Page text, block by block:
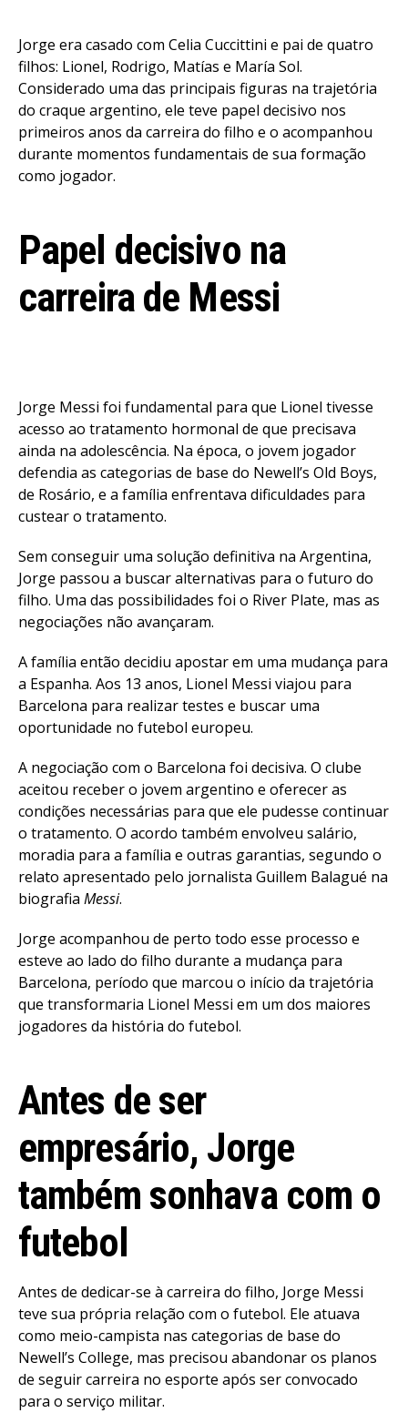
Jorge era casado com Celia Cuccittini e pai de quatro
filhos: Lionel, Rodrigo, Matías e María Sol.
Considerado uma das principais figuras na trajetória
do craque argentino, ele teve papel decisivo nos
primeiros anos da carreira do filho e o acompanhou
durante momentos fundamentais de sua formação
como jogador.
Papel decisivo na
carreira de Messi
Jorge Messi foi fundamental para que Lionel tivesse
acesso ao tratamento hormonal de que precisava
ainda na adolescência. Na época, o jovem jogador
defendia as categorias de base do Newell’s Old Boys,
de Rosário, e a família enfrentava dificuldades para
custear o tratamento.
Sem conseguir uma solução definitiva na Argentina,
Jorge passou a buscar alternativas para o futuro do
filho. Uma das possibilidades foi o River Plate, mas as
negociações não avançaram.
A família então decidiu apostar em uma mudança para
a Espanha. Aos 13 anos, Lionel Messi viajou para
Barcelona para realizar testes e buscar uma
oportunidade no futebol europeu.
A negociação com o Barcelona foi decisiva. O clube
aceitou receber o jovem argentino e oferecer as
condições necessárias para que ele pudesse continuar
o tratamento. O acordo também envolveu salário,
moradia para a família e outras garantias, segundo o
relato apresentado pelo jornalista Guillem Balagué na
biografia Messi.
Jorge acompanhou de perto todo esse processo e
esteve ao lado do filho durante a mudança para
Barcelona, período que marcou o início da trajetória
que transformaria Lionel Messi em um dos maiores
jogadores da história do futebol.
Antes de ser
empresário, Jorge
também sonhava com o
futebol
Antes de dedicar-se à carreira do filho, Jorge Messi
teve sua própria relação com o futebol. Ele atuava
como meio-campista nas categorias de base do
Newell’s College, mas precisou abandonar os planos
de seguir carreira no esporte após ser convocado
para o serviço militar.